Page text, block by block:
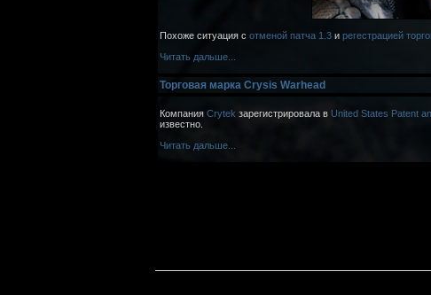
Похоже ситуация с отменой патча 1.3и регестрацией
Читать дальше...
Торговая марка Crysis Warhead
Компания Crytek зарегистрировала в United States Patent
известно.
Читать дальше...